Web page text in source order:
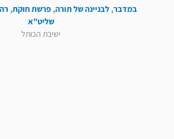
במדבר, לבניינה של תורה, פרשת חוקת,
שליט"א
ישיבת הכותל